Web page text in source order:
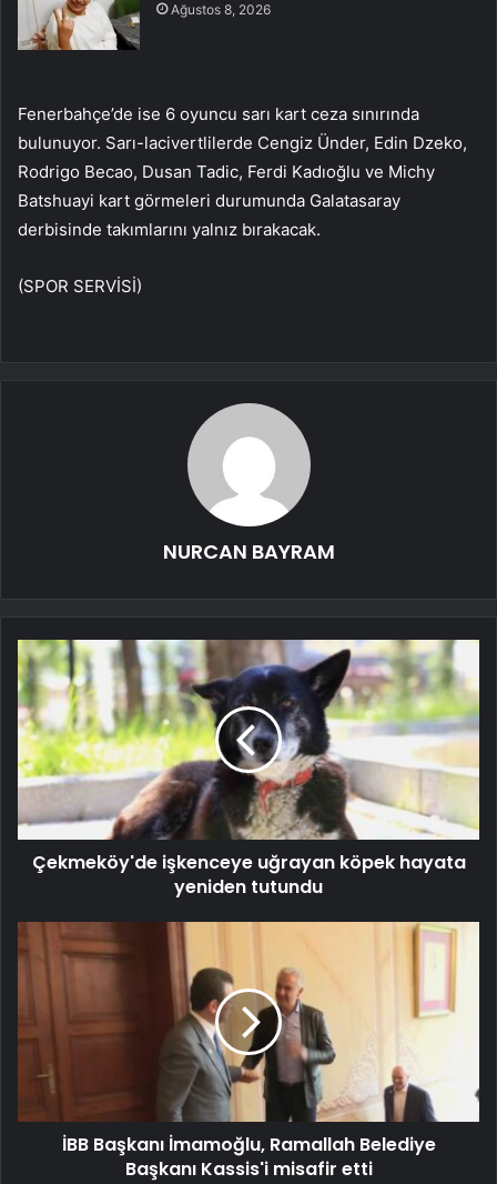
Ağustos 8, 2026
Fenerbahçe’de ise 6 oyuncu sarı kart ceza sınırında
bulunuyor. Sarı-lacivertlilerde Cengiz Ünder, Edin Dzeko,
Rodrigo Becao, Dusan Tadic, Ferdi Kadıoğlu ve Michy
Batshuayi kart görmeleri durumunda Galatasaray
derbisinde takımlarını yalnız bırakacak.
(SPOR SERVİSİ)
NURCAN BAYRAM
Çekmeköy'de işkenceye uğrayan köpek hayata
yeniden tutundu
İBB Başkanı İmamoğlu, Ramallah Belediye
Başkanı Kassis'i misafir etti